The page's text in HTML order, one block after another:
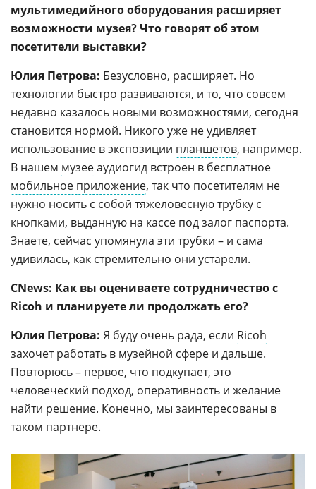
мультимедийного оборудования расширяет
возможности музея? Что говорят об этом
посетители выставки?
Юлия Петрова: Безусловно, расширяет. Но
технологии быстро развиваются, и то, что совсем
недавно казалось новыми возможностями, сегодня
становится нормой. Никого уже не удивляет
использование в экспозиции планшетов, например.
В нашем музееаудиогид встроен в бесплатное
мобильное приложение, так что посетителям не
нужно носить с собой тяжеловесную трубку с
кнопками, выданную на кассе под залог паспорта.
Знаете, сейчас упомянула эти трубки – и сама
удивилась, как стремительно они устарели.
CNews: Как вы оцениваете сотрудничество с
Ricoh и планируете ли продолжать его?
Юлия Петрова: Я буду очень рада, если Ricoh
захочет работать в музейной сфере и дальше.
Повторюсь – первое, что подкупает, это
человеческий подход, оперативность и желание
найти решение. Конечно, мы заинтересованы в
таком партнере.